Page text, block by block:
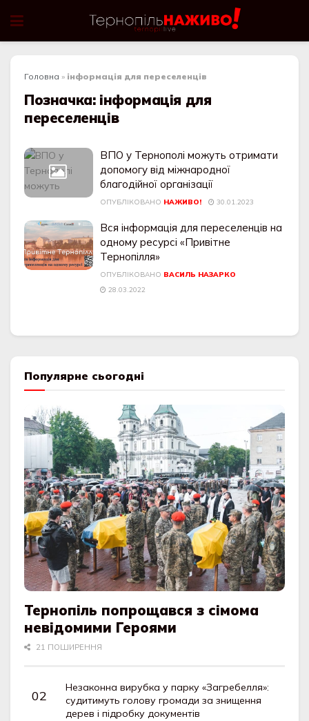
Головна » інформація для переселенців
Позначка: інформація для
переселенців
ВПО у Тернополі можуть отримати
допомогу від міжнародної
благодійної організації
ОПУБЛІКОВАНО НАЖИВО! 30.01.2023
Вся інформація для переселенців на
одному ресурсі «Привітне
Тернопілля»
ОПУБЛІКОВАНО ВАСИЛЬ НАЗАРКО
28.03.2022
Популярне сьогодні
Тернопіль попрощався з сімома
невідомими Героями
21 ПОШИРЕННЯ
Незаконна вирубка у парку «Загребелля»:
судитимуть голову громади за знищення
дерев і підробку документів